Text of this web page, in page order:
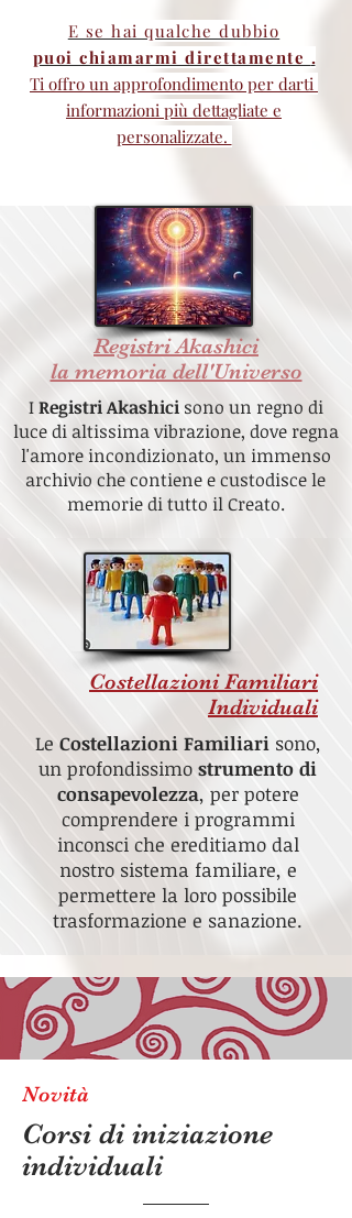
E se hai qualche dubbio
puoi chiamarmi direttamente .
Ti offro un approfondimento per darti
informazioni più dettagliate e
personalizzate.
Registri Akashici
la memoria dell'Universo
IRegistri Akashicisono un regno di
luce di altissima vibrazione, dove regna
l'amore incondizionato, un immenso
archivio che contiene e custodisce le
memorie di tutto il Creato.
Costellazioni Familiari
Individuali
Le Costellazioni Familiarisono,
un profondissimo strumento di
consapevolezza, per potere
comprendere i programmi
inconsci che ereditiamo dal
nostro sistema familiare, e
permettere la loro possibile
trasformazione e sanazione.
Novità
Corsi di iniziazione
individuali